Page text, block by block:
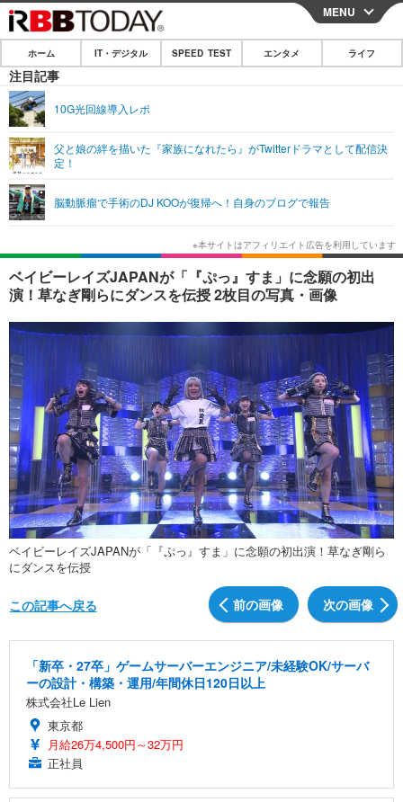
CLOSE
ホーム
IT・デジタル
ショッピング その他
SPEED TEST
エンタメ
エンタメTOP 映画・ドラマ
韓国・芸能
音楽 スポーツ
ショッピング
ライフ
ライフTOP グルメ
ペット ショッピング
その他
リリース一覧
プッシュ通知の停止方法
MENU
ホーム IT・デジタル SPEED TEST エンタメ ライフ
注目記事
10G光回線導入レポ
父と娘の絆を描いた『家族になれたら』がTwitterドラマとして配信決
定！
脳動脈瘤で手術のDJ KOOが復帰へ！自身のブログで報告
ベイビーレイズJAPANが「『ぷっ』すま」に念願の初出
演！草なぎ剛らにダンスを伝授 2枚目の写真・画像
ベイビーレイズJAPANが「『ぷっ』すま」に念願の初出演！草なぎ剛ら
にダンスを伝授
前の画像 次の画像
この記事へ戻る
「新卒・27卒」ゲームサーバーエンジニア/未経験OK/サーバ
ーの設計・構築・運用/年間休日120日以上
株式会社Le Lien
東京都
月給26万4,500円～32万円
正社員